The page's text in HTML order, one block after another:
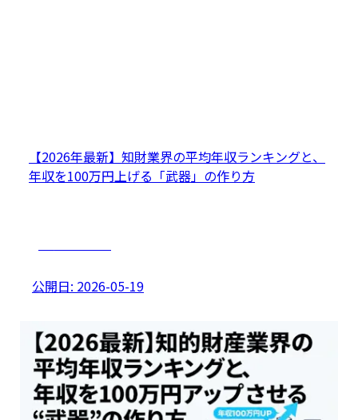
【2026年最新】知財業界の平均年収ランキングと、
年収を100万円上げる「武器」の作り方
公開日: 2026-05-19